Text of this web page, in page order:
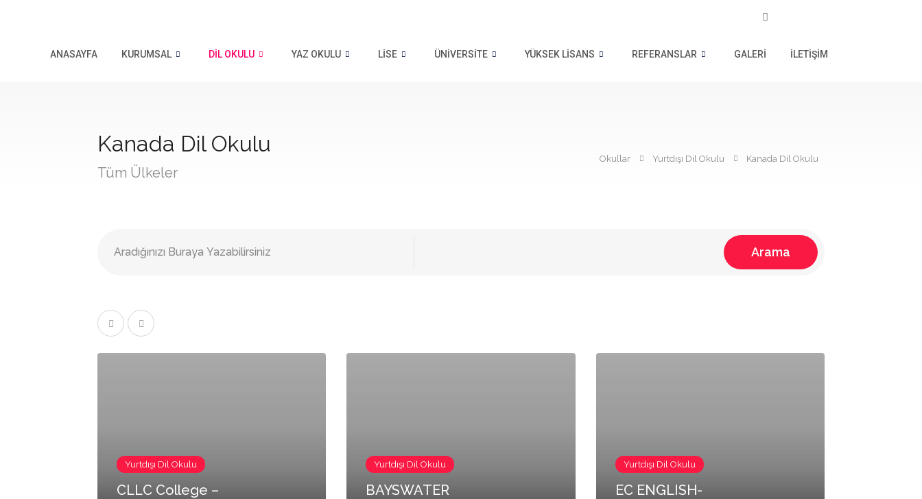
ANASAYFA KURUMSAL DIL OKULU YAZ OKULU LISE ÜNIVERSITE YÜKSEK LISANS REFERANSLAR GALERI İLETIŞIM
Kanada Dil Okulu
Tüm Ülkeler
Okullar Yurtdışı Dil Okulu Kanada Dil Okulu
Arama
Yurtdışı Dil Okulu
CLLC College –
Yurtdışı Dil Okulu
BAYSWATER
Yurtdışı Dil Okulu
EC ENGLISH-